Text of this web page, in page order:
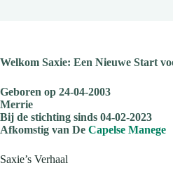
Welkom Saxie: Een Nieuwe Start
Geboren op 24-04-2003
Merrie
Bij de stichting sinds 04-02-2023
Afkomstig van De Capelse Manege
Saxie’s Verhaal